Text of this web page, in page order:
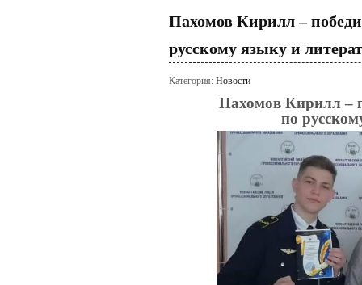
Пахомов Кирилл –
русскому языку и
Категория: Новости
Пахомов Кирилл –
по